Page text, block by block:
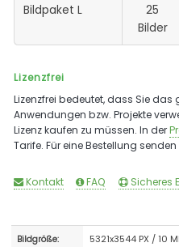
Bildpaket L
25
Bilder
Lizenzfrei
Lizenzfrei bedeutet, dass Sie
Anwendungen bzw. Projekte
Lizenz kaufen zu müssen. In der
Tarife. Für eine Bestellung
Kontakt FAQ Sicheres
Bildgröße: 5321x3544 PX / 10